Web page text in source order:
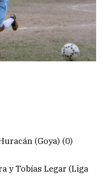
(Goya) (0)
y Tobías Legar (Liga